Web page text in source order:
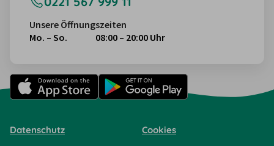
Unsere Öffnungszeiten
Mo. – So.
08:00 – 20:00 Uhr
Datenschutz
Cookies